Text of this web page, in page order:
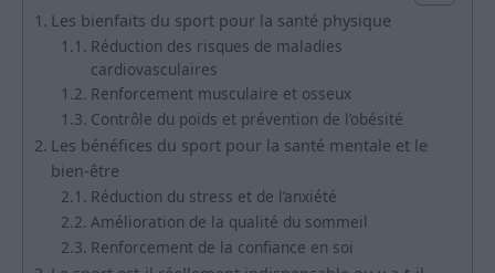
Les bienfaits du sport pour la santé physique
Réduction des risques de maladies
cardiovasculaires
Renforcement musculaire et osseux
Contrôle du poids et prévention de l’obésité
Les bénéfices du sport pour la santé mentale et le
bien-être
Réduction du stress et de l’anxiété
Amélioration de la qualité du sommeil
Renforcement de la confiance en soi